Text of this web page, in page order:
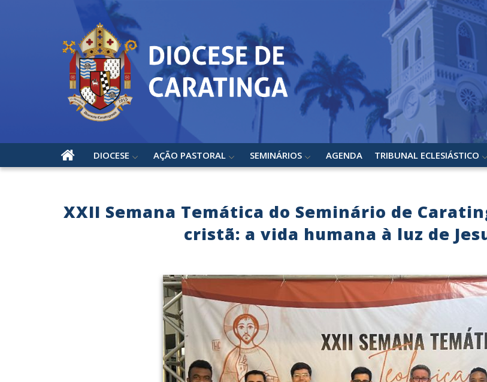
DIOCESE AÇÃO PASTORAL SEMINÁRIOS AGENDA TRIBUNAL ECLESIÁSTICO
XXII Semana Temática do Seminário de
cristã: a vida humana à luz de